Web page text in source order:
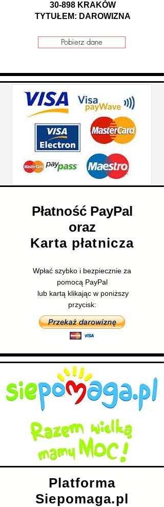
30-898 KRAKÓW
TYTUŁEM: DAROWIZNA
Pobierz dane
Płatność PayPal
oraz
Karta płatnicza
Wpłać szybko i bezpiecznie za
pomocą PayPal
lub kartą klikając w poniższy
przycisk:
Platforma
Siepomaga.pl